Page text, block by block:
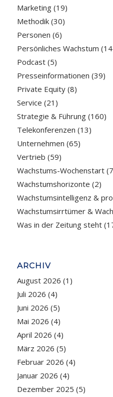
Marketing(19)
Methodik(30)
Personen (6)
Persönliches Wachstum
Podcast(5)
Presseinformationen (39)
Private Equity(8)
Service (21)
Strategie & Führung(160)
Telekonferenzen (13)
Unternehmen (65)
Vertrieb (59)
Wachstums-Wochenstart
Wachstumshorizonte (2)
Wachstumsintelligenz &
Wachstumsirrtümer &
Was in der Zeitung steht
ARCHIV
August 2026 (1)
Juli 2026 (4)
Juni 2026 (5)
Mai 2026 (4)
April 2026 (4)
März 2026 (5)
Februar 2026 (4)
Januar 2026 (4)
Dezember 2025 (5)